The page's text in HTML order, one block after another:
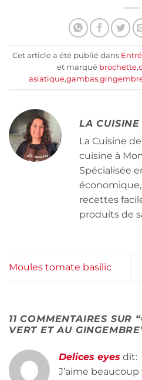
Cet article a été publié dans
et marqué brochette,
asiatique,gambas,
LA
La Cuisine
cuisine à
Spécialisée
recettes
produits de
Moules tomate basilic
11 COMMENTAIRES SUR “
VERT ET AU GINGEMBRE
Delices eyes dit:
J’aime